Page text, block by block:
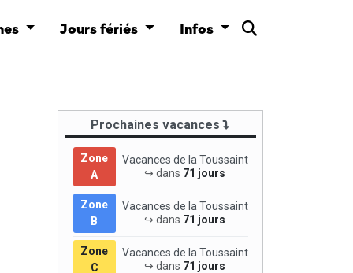
Jours fériés Infos
Prochaines vacances
Zone
A
Vacances de la Toussaint
↪ dans 71 jours
Zone
B
Vacances de la Toussaint
↪ dans 71 jours
Zone
C
Vacances de la Toussaint
↪ dans 71 jours